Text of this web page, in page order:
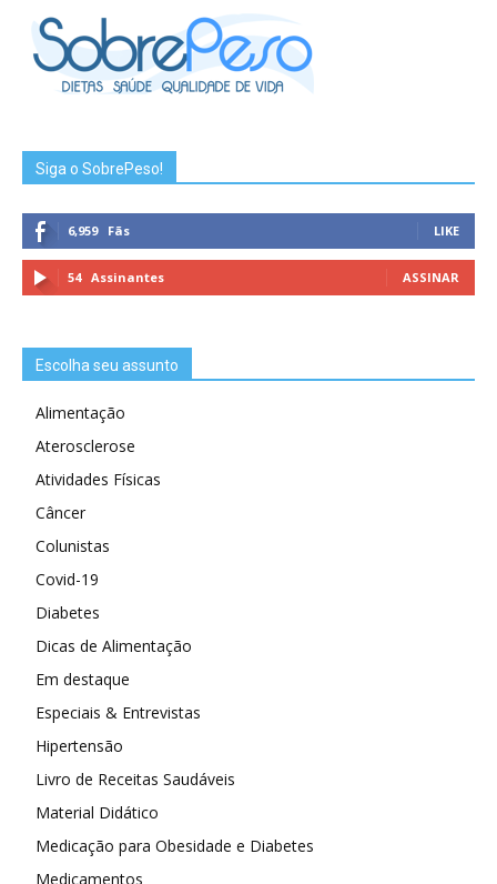
Siga o SobrePeso!
6,959 Fãs LIKE
54 Assinantes ASSINAR
Escolha seu assunto
Alimentação
Aterosclerose
Atividades Físicas
Câncer
Colunistas
Covid-19
Diabetes
Dicas de Alimentação
Em destaque
Especiais & Entrevistas
Hipertensão
Livro de Receitas Saudáveis
Material Didático
Medicação para Obesidade e Diabetes
Medicamentos